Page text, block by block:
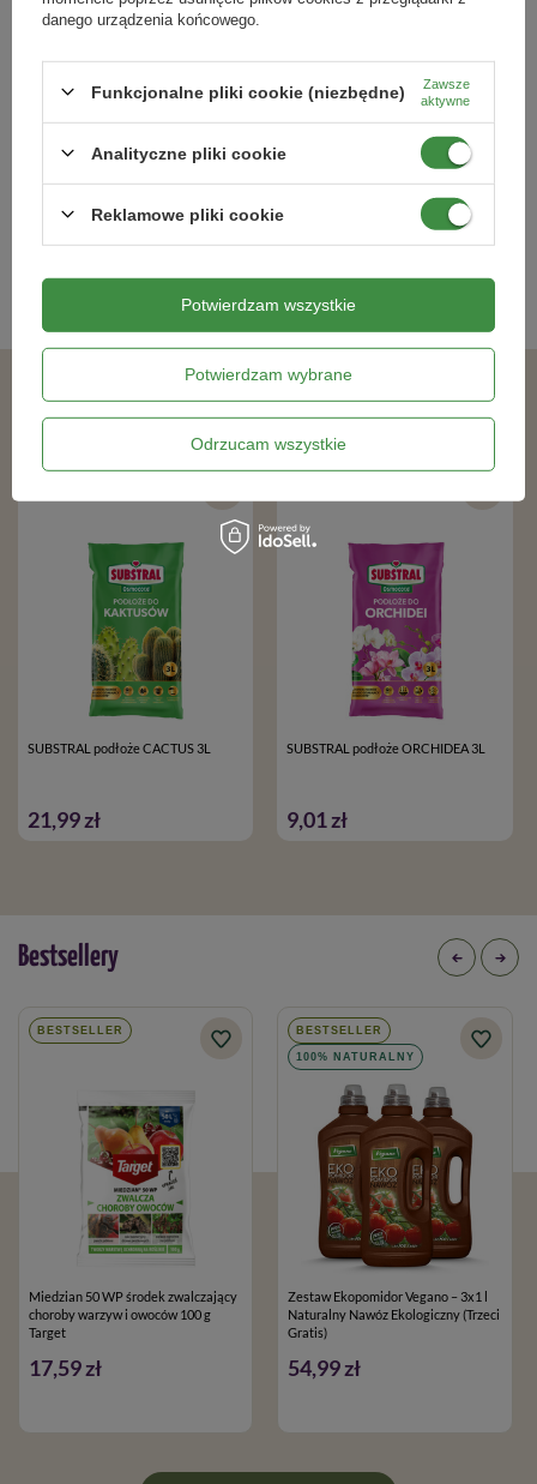
SUBSTRAL podłoże CACTUS 3L
21,99 zł
SUBSTRAL podłoże ORCHIDEA 3L
Kategorie powiązane
Podobne produkty
SUBSTRAL podłoże CACTUS 3L
21,99 zł
SUBSTRAL podłoże ORCHIDEA 3L
9,01 zł
Bestsellery
BESTSELLER
Miedzian 50 WP środek zwalczający
choroby warzyw i owoców 100 g
Target
17,59 zł
BESTSELLER
100% NATURALNY
Zestaw Ekopomidor Vegano – 3x1 l
Naturalny Nawóz Ekologiczny (Trzeci
Gratis)
54,99 zł
danego urządzenia końcowego.
Funkcjonalne pliki cookie (niezbędne)
Zawsze
aktywne
Analityczne pliki cookie
Reklamowe pliki cookie
Potwierdzam wybrane
Odrzucam wszystkie
Potwierdzam wszystkie